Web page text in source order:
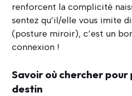
renforcent la complicité
sentez qu’il/elle vous imite
(posture miroir), c’est un
connexion !
Savoir où chercher
destin